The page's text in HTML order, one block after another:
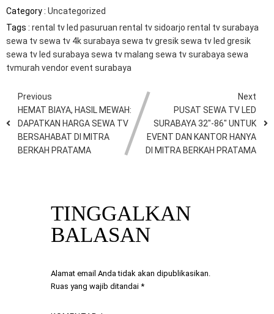
Category : Uncategorized
Tags : rental tv led pasuruan rental tv sidoarjo rental tv surabaya
sewa tvsewa tv 4k surabaya sewa tv gresiksewa tv led gresik
sewa tv led surabaya sewa tv malang sewa tv surabaya sewa
tvmurah vendor event surabaya
Previous
HEMAT BIAYA, HASIL MEWAH:
DAPATKAN HARGA SEWA TV
BERSAHABAT DI MITRA
BERKAH PRATAMA
Next
PUSAT SEWA TV LED
SURABAYA 32″-86″ UNTUK
EVENT DAN KANTOR HANYA
DI MITRA BERKAH PRATAMA
TINGGALKAN
BALASAN
Alamat email Anda tidak akan dipublikasikan.
Ruas yang wajib ditandai *